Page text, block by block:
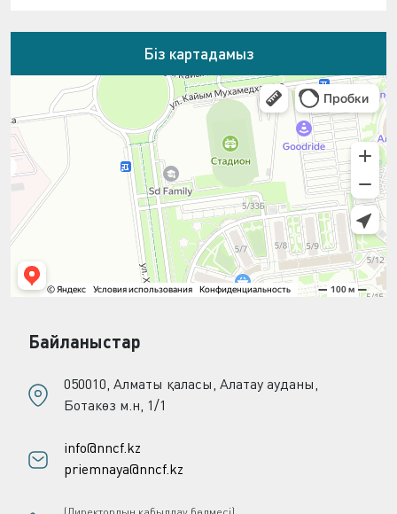
Біз картадамыз
Байланыстар
050010, Алматы қаласы, Алатау ауданы,
Ботакөз м.н, 1/1
info@nncf.kz
priemnaya@nncf.kz